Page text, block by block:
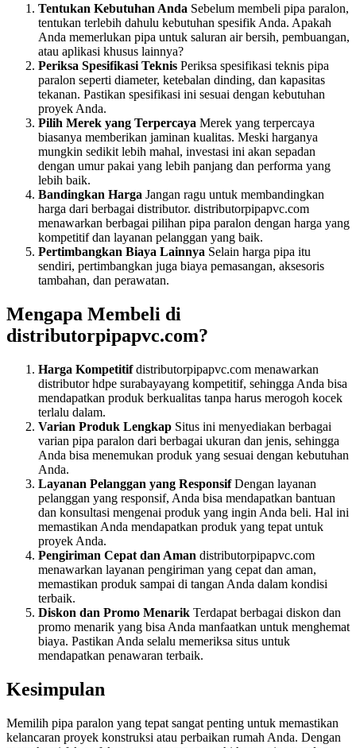
Tentukan Kebutuhan Anda Sebelum membeli pipa paralon,
tentukan terlebih dahulu kebutuhan spesifik Anda. Apakah
Anda memerlukan pipa untuk saluran air bersih, pembuangan,
atau aplikasi khusus lainnya?
Periksa Spesifikasi Teknis Periksa spesifikasi teknis pipa
paralon seperti diameter, ketebalan dinding, dan kapasitas
tekanan. Pastikan spesifikasi ini sesuai dengan kebutuhan
proyek Anda.
Pilih Merek yang Terpercaya Merek yang terpercaya
biasanya memberikan jaminan kualitas. Meski harganya
mungkin sedikit lebih mahal, investasi ini akan sepadan
dengan umur pakai yang lebih panjang dan performa yang
lebih baik.
Bandingkan Harga Jangan ragu untuk membandingkan
harga dari berbagai distributor. distributorpipapvc.com
menawarkan berbagai pilihan pipa paralon dengan harga yang
kompetitif dan layanan pelanggan yang baik.
Pertimbangkan Biaya Lainnya Selain harga pipa itu
sendiri, pertimbangkan juga biaya pemasangan, aksesoris
tambahan, dan perawatan.
Mengapa Membeli di
distributorpipapvc.com?
Harga Kompetitifdistributorpipapvc.com menawarkan
distributor hdpe surabayayang kompetitif, sehingga Anda bisa
mendapatkan produk berkualitas tanpa harus merogoh kocek
terlalu dalam.
Varian Produk Lengkap Situs ini menyediakan berbagai
varian pipa paralon dari berbagai ukuran dan jenis, sehingga
Anda bisa menemukan produk yang sesuai dengan kebutuhan
Anda.
Layanan Pelanggan yang ResponsifDengan layanan
pelanggan yang responsif, Anda bisa mendapatkan bantuan
dan konsultasi mengenai produk yang ingin Anda beli. Hal ini
memastikan Anda mendapatkan produk yang tepat untuk
proyek Anda.
Pengiriman Cepat dan Aman distributorpipapvc.com
menawarkan layanan pengiriman yang cepat dan aman,
memastikan produk sampai di tangan Anda dalam kondisi
terbaik.
Diskon dan Promo Menarik Terdapat berbagai diskon dan
promo menarik yang bisa Anda manfaatkan untuk menghemat
biaya. Pastikan Anda selalu memeriksa situs untuk
mendapatkan penawaran terbaik.
Kesimpulan
Memilih pipa paralon yang tepat sangat penting untuk memastikan
kelancaran proyek konstruksi atau perbaikan rumah Anda. Dengan